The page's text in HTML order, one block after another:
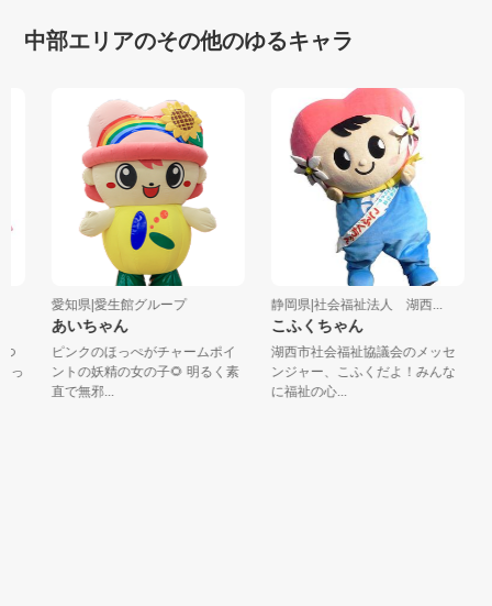
中部エリアのその他のゆるキャラ
愛知県|愛生館グループ
あいちゃん
ピンクのほっぺがチャームポイ
ントの妖精の女の子🌻 明るく素
直で無邪...
静岡県|社会福祉法人 湖西...
こふくちゃん
湖西市社会福祉協議会のメッセ
ンジャー、こふくだよ！みんな
に福祉の心...